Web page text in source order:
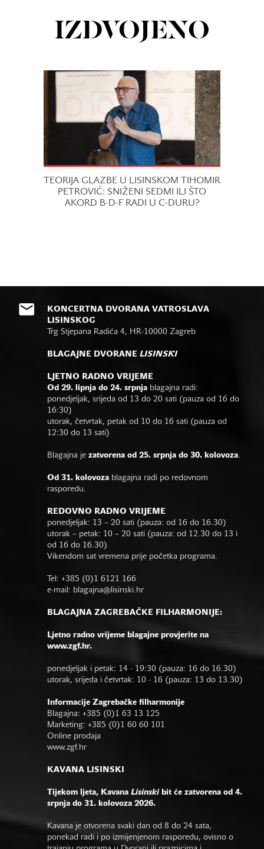
IZDVOJENO
TEORIJA GLAZBE U LISINSKOM TIHOMIR
PETROVIĆ: SNIŽENI SEDMI ILI ŠTO
AKORD B-D-F RADI U C-DURU?
KONCERTNA DVORANA VATROSLAVA
LISINSKOG
Trg Stjepana Radića 4, HR-10000 Zagreb
BLAGAJNE DVORANE LISINSKI
LJETNO RADNO VRIJEME
Od 29. lipnja do 24. srpnja blagajna radi:
ponedjeljak, srijeda od 13 do 20 sati (pauza od 16 do
16:30)
utorak, četvrtak, petak od 10 do 16 sati (pauza od
12:30 do 13 sati)
Blagajna je zatvorena od 25. srpnja do 30. kolovoza.
Od 31. kolovoza blagajna radi po redovnom
rasporedu.
REDOVNO RADNO VRIJEME
ponedjeljak: 13 – 20 sati (pauza: od 16 do 16.30)
utorak – petak: 10 – 20 sati (pauza: od 12.30 do 13 i
od 16 do 16.30)
Vikendom sat vremena prije početka programa.
Tel: +385 (0)1 6121 166
e-mail: blagajna@lisinski.hr
BLAGAJNA ZAGREBAČKE FILHARMONIJE:
Ljetno radno vrijeme blagajne provjerite na
www.zgf.hr.
ponedjeljak i petak: 14 - 19:30 (pauza: 16 do 16.30)
utorak, srijeda i četvrtak: 10 - 16 (pauza: 13 do 13.30)
Informacije Zagrebačke filharmonije
Blagajna: +385 (0)1 63 13 125
Marketing: +385 (0)1 60 60 101
Online prodaja
www.zgf.hr
KAVANA LISINSKI
Tijekom ljeta, Kavana Lisinski bit će zatvorena od 4.
srpnja do 31. kolovoza 2026.
Kavana je otvorena svaki dan od 8 do 24 sata,
ponekad radi i po izmijenjenom rasporedu, ovisno o